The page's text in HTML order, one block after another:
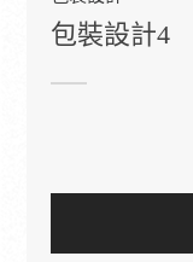
包裝設計4